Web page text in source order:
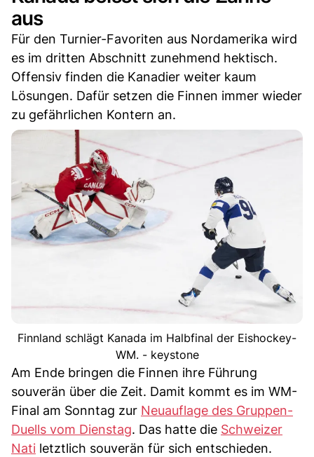
aus
Für den Turnier-Favoriten aus Nordamerika wird
es im dritten Abschnitt zunehmend hektisch.
Offensiv finden die Kanadier weiter kaum
Lösungen. Dafür setzen die Finnen immer wieder
zu gefährlichen Kontern an.
Finnland schlägt Kanada im Halbfinal der Eishockey-
WM. - keystone
Am Ende bringen die Finnen ihre Führung
souverän über die Zeit. Damit kommt es im WM-
Final am Sonntag zur Neuauflage des Gruppen-
Duells vom Dienstag. Das hatte die Schweizer
Nati letztlich souverän für sich entschieden.